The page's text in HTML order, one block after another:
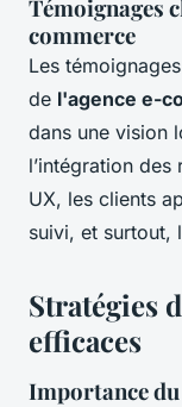
Témoignages
commerce
Les
de l'agence e-
dans une vision
l’intégration des
UX, les clients
suivi, et surtout,
Stratégies
efficaces
Importance